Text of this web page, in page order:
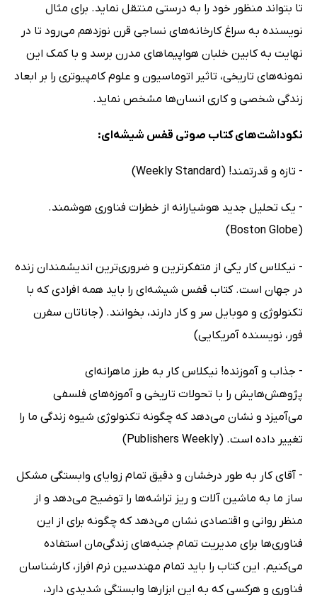
تا بتواند منظور خود را به درستی منتقل نماید. برای مثال
نویسنده به سراغ کارخانه‌های نساجی قرن نوزدهم می‌رود تا در
نهایت به کابین‌ خلبان هواپیماهای مدرن برسد و با کمک این
نمونه‌های تاریخی، تاثیر اتوماسیون و علوم کامپیوتری را بر ابعاد
زندگی شخصی و کاری انسان‌ها مشخص نماید.
نکوداشت‌های کتاب صوتی قفس شیشه‌ای:
- تازه و قدرتمند! (Weekly Standard)
- یک تحلیل جدید هوشیارانه از خطرات فناوری هوشمند.
(Boston Globe)
- نیکلاس کار یکی از متفکرترین و ضروری‌ترین اندیشمندان زنده
در جهان است. کتاب قفس شیشه‌ای را باید همه افرادی که با
تکنولوژی و موبایل سر و کار دارند، بخوانند. (جاناتان سفرن
فور، نویسنده آمریکایی)
- جذاب و آموزنده! نیکلاس کار به طرز ماهرانه‌ای
پژوهش‌هایش را با تحولات تاریخی و آموزه‌های فلسفی
می‌آمیزد و نشان می‌دهد که چگونه تکنولوژی شیوه زندگی ما را
تغییر داده است. (Publishers Weekly)
- آقای کار به طور درخشان و دقیق تمام زوایای وابستگی مشکل
ساز ما به ماشین آلات و ریز تراشه‌ها را توضیح می‌دهد و از
منظر روانی و اقتصادی نشان می‌دهد که چگونه برای از این
فناوری‌ها برای مدیریت تمام جنبه‌های زندگی‌مان استفاده
می‌کنیم. این کتاب را باید تمام مهندسین نرم افراز، کارشناسان
فناوری و هرکسی که به این ابزارها وابستگی شدیدی دارد،